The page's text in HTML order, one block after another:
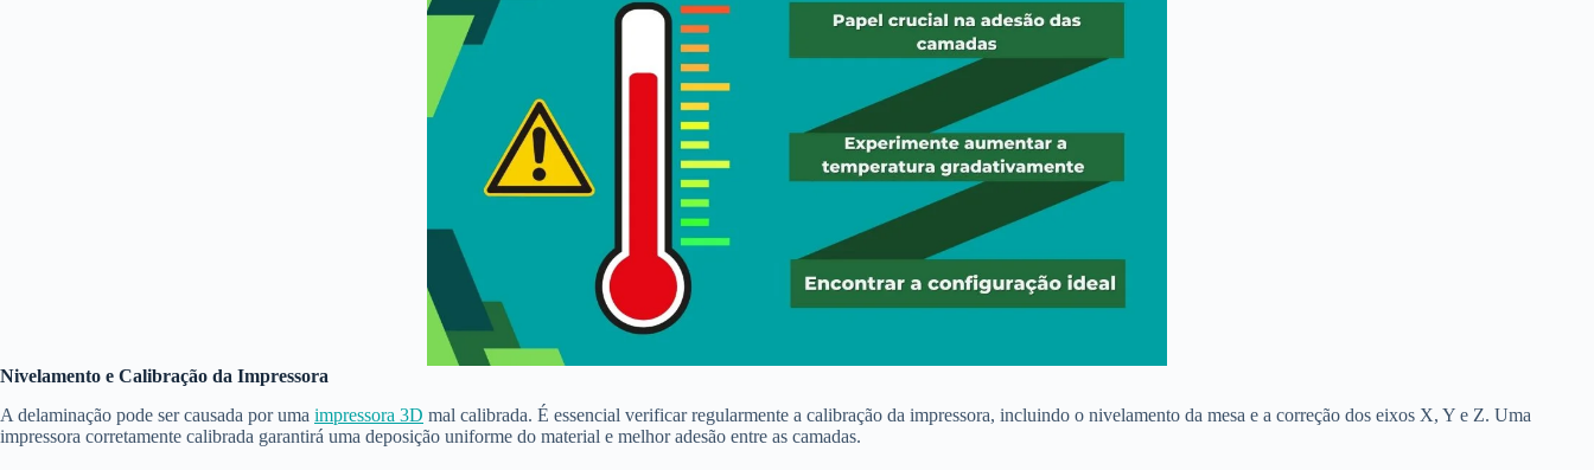
Nivelamento e Calibração da Impressora
A delaminação pode ser causada por uma impressora 3D mal calibrada. É essencial verificar regularmente a calibração da impressora, incluindo o nivelamento da mesa e a correção dos eixos X, Y e Z. Uma
impressora corretamente calibrada garantirá uma deposição uniforme do material e melhor adesão entre as camadas.